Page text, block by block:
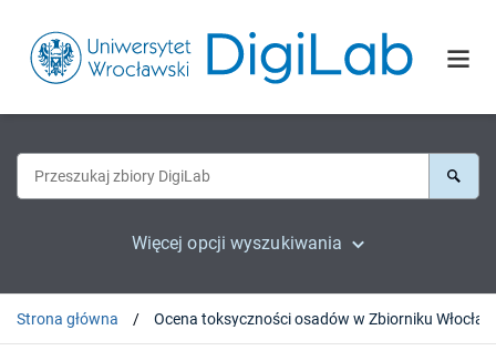
Więcej opcji wyszukiwania
Strona główna